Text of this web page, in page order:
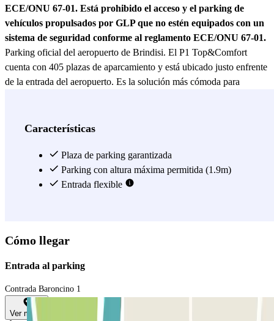
ECE/ONU 67-01. Está prohibido el acceso y el parking de
vehículos propulsados por GLP que no estén equipados con un
sistema de seguridad conforme al reglamento ECE/ONU 67-01.
Parking oficial del aeropuerto de Brindisi. El P1 Top&Comfort
cuenta con 405 plazas de aparcamiento y está ubicado justo enfrente
de la entrada del aeropuerto. Es la solución más cómoda para
con 65 plazas de aparcamiento y está siempre muy cerca de la
Ver más
Características
Plaza de parking garantizada
Parking con altura máxima permitida (1.9m)
Entrada flexible
Cómo llegar
Entrada al parking
Contrada Baroncino 1
Ver mapa